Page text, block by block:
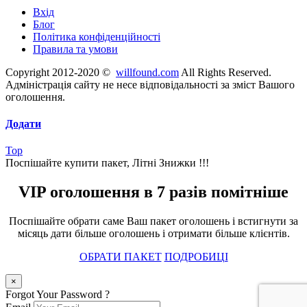
Вхід
Блог
Політика конфіденційності
Правила та умови
Copyright 2012-2020 © willfound.com All Rights Reserved.
Адміністрація сайту не несе відповідальності за зміст Вашого
оголошення.
Додати
Top
Поспішайте купити пакет, Літні Знижки !!!
VIP оголошення в 7 разів помітніше
Поспішайте обрати саме Ваш пакет оголошень і встигнути за
місяць дати більше оголошень і отримати більше клієнтів.
ОБРАТИ ПАКЕТ ПОДРОБИЦІ
×
Forgot Your Password ?